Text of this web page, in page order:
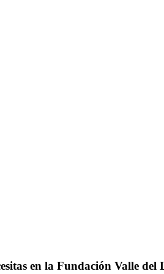
en la Fundación Valle del